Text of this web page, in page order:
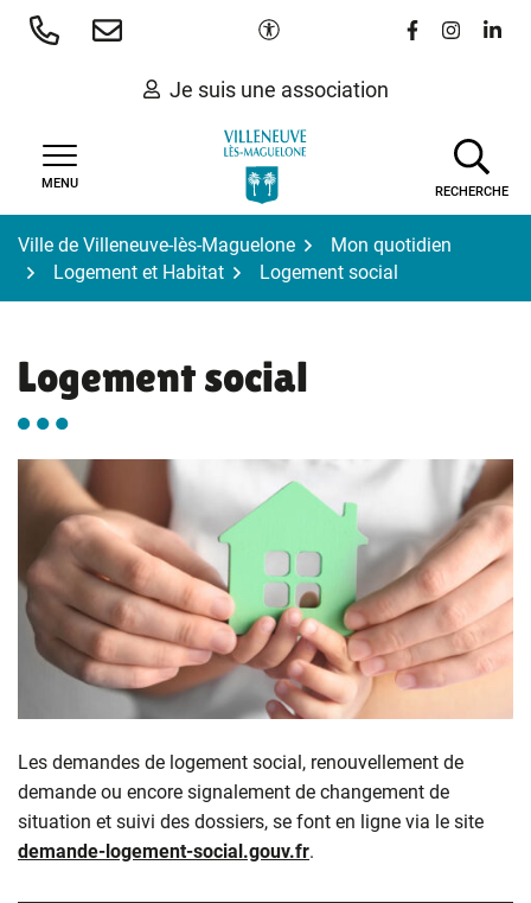
Aller
Paramètres d'accessibilité
Lien vers le
Lien vers
Lien
Je suis une association
MENU
RECHERCHE
Ville de Villeneuve-lès-Maguelone
Mon quotidien
Logement et Habitat
Logement social
Logement social
Les demandes de logement social, renouvellement de
demande ou encore signalement de changement de
situation et suivi des dossiers, se font en ligne via le site
demande-logement-social.gouv.fr.